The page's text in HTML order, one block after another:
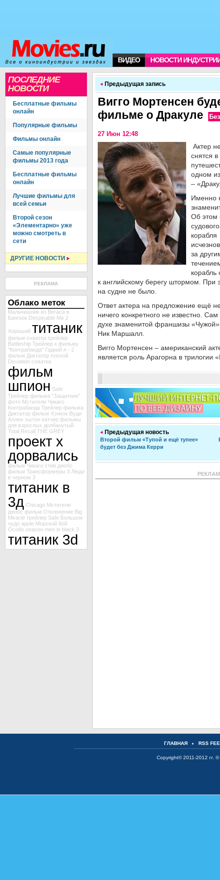
ВИДЕО НОВОСТИ
ПОСЛЕДНИЕ
НОВОСТИ
Бесплатные фильмы
онлайн
Популярные фильмы
Фильмы онлайн
Самые популярные
фильмы 2013 года
Бесплатные фильмы
онлайн
Лучшие фильмы для
всей семьи
Второй сезон
«Элементарно» уже
можно смотреть в
сети
ДРУГИЕ НОВОСТИ
РЕКЛАМА
Облако меток
Мальчишник из Вегаса в
Бангкок Despicable Me 2
Хороший титаник
фильм схватка трейлер
Battleship Трейлер к фильму
"Контрабанда" Гадкий я - 2
фильм Диктатор плохой
Deviation схватка
фильм
шпион Safe
Трейлер фильма "Защитник"
фото Мстители Чикаго
Контрабанда Трейлер фильма
Диктатор фильм Хэнкок Вуди
Аллен эштон катчер фильмы
для взрослых долбанутый
Total Recall THE GREY
проект х
дорвались
фильм Чикаго стив джобс
фильм Трансформеры 3 Люди
в черном 3
титаник в
3д Chicago Мстители
джобс фильм Отклонение Big
Miracle трейлер Safe Большое
чудо apple Морской бой
Особо опасен men in black 3
титаник 3d
Предыдущая запись
Вигго Мортенсен
фильме о Дракуле
27 Июн 12:48
Актер
снятся
одном
–
Именно
Об этом
за
корабль
к английскому берегу штормом. При
на судне не было.
Ответ актера на предложение ещё
ничего конкретного не известно.
духе знаменитой франшизы
Ник Маршалл.
Вигго Мортенсен – американский
является роль Арагорна в трилогии
Предыдущая новость
Второй фильм «Тупой и ещё тупее»
будет без Джима Керри
ГЛАВНАЯ RSS
Copyright© 2011-2012 гг. ©